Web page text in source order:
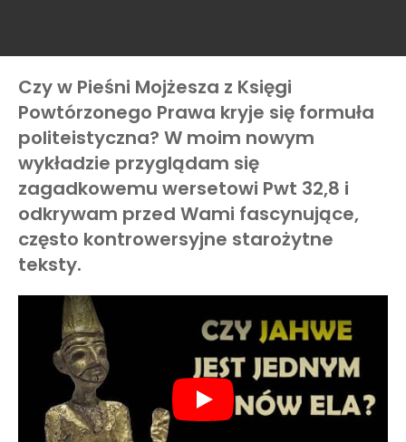
Czy w Pieśni Mojżesza z Księgi
Powtórzonego Prawa kryje się formuła
politeistyczna? W moim nowym
wykładzie przyglądam się
zagadkowemu wersetowi Pwt 32,8 i
odkrywam przed Wami fascynujące,
często kontrowersyjne starożytne
teksty.
Play